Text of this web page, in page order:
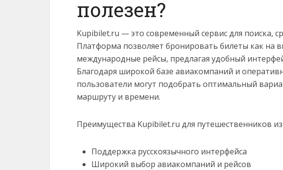
полезен?
Kupibilet.ru — это современный сервис для поиска,
Платформа позволяет бронировать билеты как на
международные рейсы, предлагая удобный
Благодаря широкой базе авиакомпаний и
пользователи могут подобрать оптимальный
маршруту и времени.
Преимущества Kupibilet.ru для путешественников
Поддержка русскоязычного интерфейса
Широкий выбор авиакомпаний и рейсов